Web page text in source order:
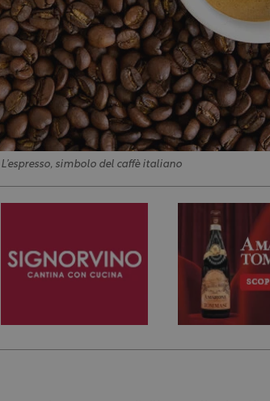
L’espresso, simbolo del caffè italiano